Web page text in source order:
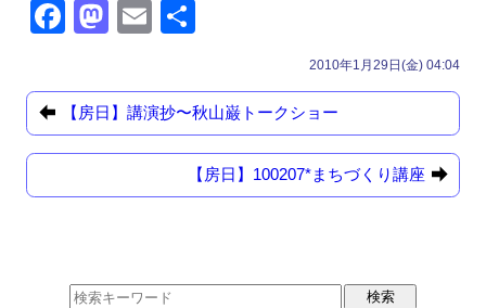
F
c
e
b
o
M
st
o
d
o
E
ail
2010年1月29日(金) 04:04
【房日】講演抄〜秋山巌トークショー
【房日】100207*まちづくり講座